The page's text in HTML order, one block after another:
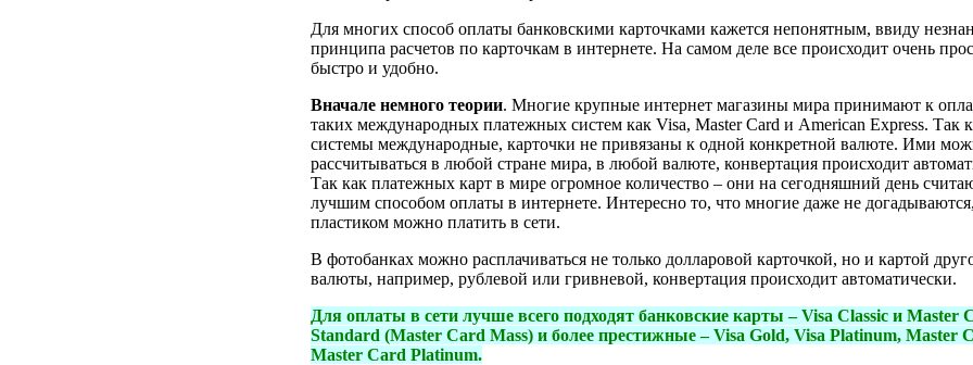
Для многих способ оплаты банковскими карточками кажется непонятным, ввиду
принципа расчетов по карточкам в интернете. На самом деле все происходит очень
быстро и удобно.
Вначале немного теории. Многие крупные интернет магазины мира принимают к
таких международных платежных систем как Visa, Master Card и American Express. Так
системы международные, карточки не привязаны к одной конкретной валюте. Ими
рассчитываться в любой стране мира, в любой валюте, конвертация происходит
Так как платежных карт в мире огромное количество – они на сегодняшний день
лучшим способом оплаты в интернете. Интересно то, что многие даже не
пластиком можно платить в сети.
В фотобанках можно расплачиваться не только долларовой карточкой, но и картой
валюты, например, рублевой или гривневой, конвертация происходит автоматически.
Для оплаты в сети лучше всего подходят банковские карты – Visa Classic и Master
Standard (Master Card Mass) и более престижные – Visa Gold, Visa Platinum, Master
Master Card Platinum.